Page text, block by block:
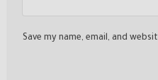
Save my name, email, and